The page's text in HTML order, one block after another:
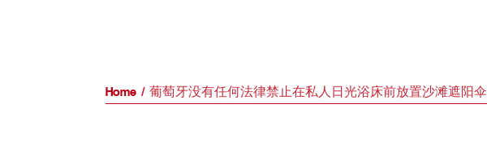
Home 葡萄牙没有任何法律禁止在私人日光浴床前放置沙滩遮阳伞